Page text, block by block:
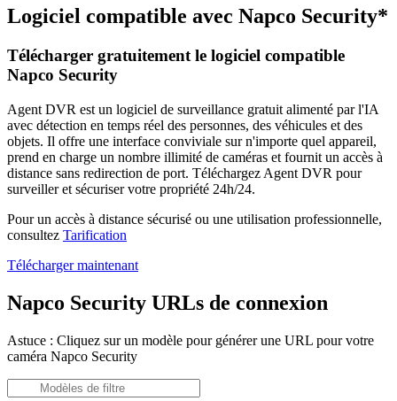
Logiciel compatible avec Napco Security*
Télécharger gratuitement le logiciel compatible
Napco Security
Agent DVR est un logiciel de surveillance gratuit alimenté par l'IA
avec détection en temps réel des personnes, des véhicules et des
objets. Il offre une interface conviviale sur n'importe quel appareil,
prend en charge un nombre illimité de caméras et fournit un accès à
distance sans redirection de port. Téléchargez Agent DVR pour
surveiller et sécuriser votre propriété 24h/24.
Pour un accès à distance sécurisé ou une utilisation professionnelle,
consultez Tarification
Télécharger maintenant
Napco Security URLs de connexion
Astuce : Cliquez sur un modèle pour générer une URL pour votre
caméra Napco Security